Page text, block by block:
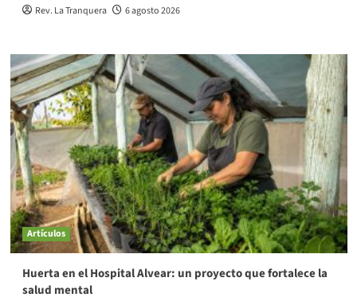
Rev. La Tranquera 6 agosto 2026
Artículos
Huerta en el Hospital Alvear: un proyecto que fortalece la
salud mental